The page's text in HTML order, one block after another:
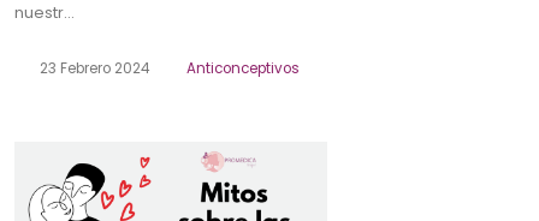
nuestr...
23 Febrero 2024 Anticonceptivos